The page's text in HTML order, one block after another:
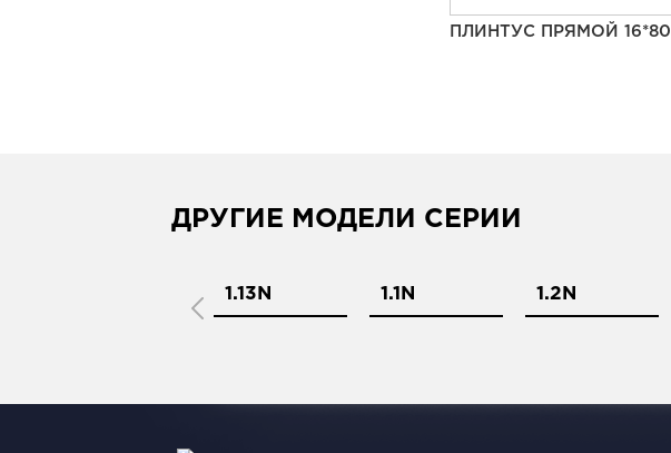
ПЛИНТУС ПРЯМОЙ 16*80
ДРУГИЕ МОДЕЛИ СЕРИИ
1.13N 1.1N 1.2N